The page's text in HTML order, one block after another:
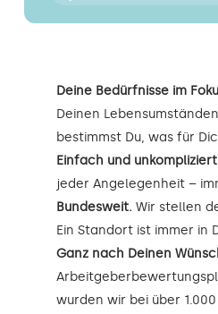
Deine Bedürfnisse im
Deinen
bestimmst Du, was für
Einfach und
jeder Angelegenheit –
Bundesweit. Wir stellen
Ein Standort ist immer in
Ganz nach Deinen
wurden wir bei über